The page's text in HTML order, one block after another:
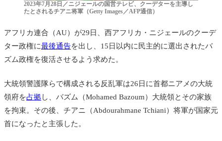
2023年7月28日／ニジェールの国営テレビ、クーデターを主導し
たとされるチアニ将軍（Getty Images／AFP通信）
アフリカ連合（AU）が29日、西アフリカ・ニジェールのクーデ
ター政権に最後通告を出し、15日以内に民主的に選出されたバ
ズム政権を復活させるよう求めた。
大統領警護隊らで構成される反乱軍は26日に首都ニアメの大統
領府を占拠し、バズム（Mohamed Bazoum）大統領とその家族
を拘束。その後、チアニ（Abdourahmane Tchiani）将軍が国家元
首になったと主張した。